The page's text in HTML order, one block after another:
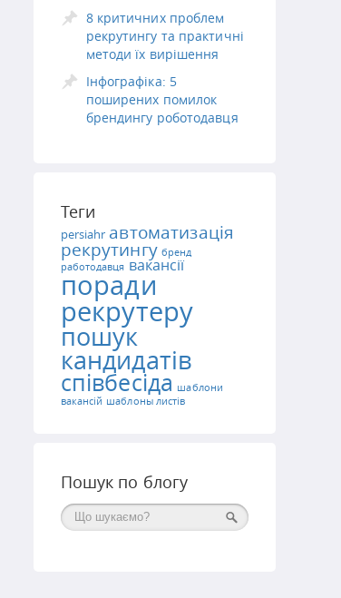
8 критичних проблем
рекрутингу та практичні
методи їх вирішення
Інфографіка: 5
поширених помилок
брендингу роботодавця
Теги
persiahr автоматизація
рекрутингу бренд
работодавця вакансії
поради
рекрутеру
пошук
кандидатів
співбесіда шаблони
вакансій шаблоны листів
Пошук по блогу
Поиск